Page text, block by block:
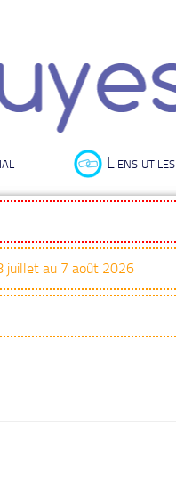
Liens utiles
juillet au 7 août 2026